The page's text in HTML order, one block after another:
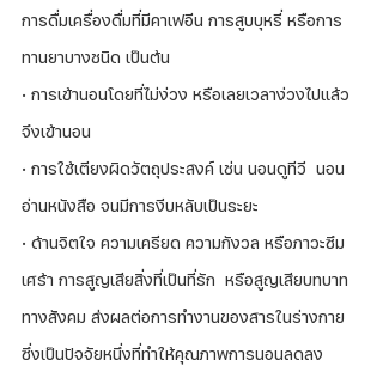
การดื่มเครื่องดื่มที่มีคาเฟอีน การสูบบุหรี่ หรือการ
ทานยาบางชนิด เป็นต้น
· การเข้านอนโดยที่ไม่ง่วง หรือเลยเวลาง่วงไปแล้ว
จึงเข้านอน
· การใช้เตียงผิดวัตถุประสงค์ เช่น นอนดูทีวี  นอน
อ่านหนังสือ จนมีการงีบหลับเป็นระยะ
· ด้านจิตใจ ความเครียด ความกังวล หรือภาวะซึม
เศร้า การสูญเสียสิ่งที่เป็นที่รัก  หรือสูญเสียบทบาท
ทางสังคม ส่งผลต่อการทำงานของสารในร่างกาย
ซึ่งเป็นปัจจัยหนึ่งที่ทำให้คุณภาพการนอนลดลง